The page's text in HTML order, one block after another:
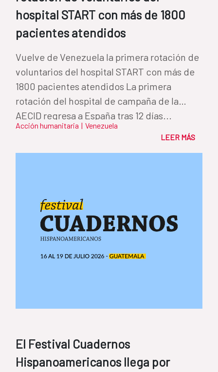
hospital START con más de 1800
pacientes atendidos
Vuelve de Venezuela la primera rotación de
voluntarios del hospital START con más de
1800 pacientes atendidos La primera
rotación del hospital de campaña de la
AECID regresa a España tras 12 días...
Acción humanitaria | Venezuela
LEER MÁS
El Festival Cuadernos
Hispanoamericanos llega por